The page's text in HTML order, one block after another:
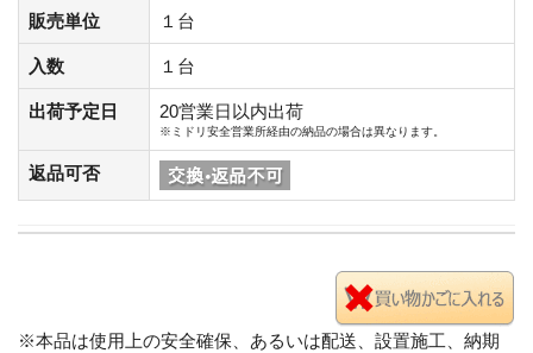
販売単位 １台
入数 １台
出荷予定日 20営業日以内出荷
※ミドリ安全営業所経由の納品の場合は異なります。
返品可否
※本品は使用上の安全確保、あるいは配送、設置施工、納期